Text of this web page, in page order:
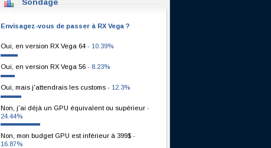
Sondage
Envisagez-vous de passer à RX Vega ?
Oui, en version RX Vega 64 - 10.39%
Oui, en version RX Vega 56 - 8.23%
Oui, mais j'attendrais les customs - 12.3%
Non, j'ai déjà un GPU équivalent ou supérieur -
24.44%
Non, mon budget GPU est inférieur à 399$ -
16.87%